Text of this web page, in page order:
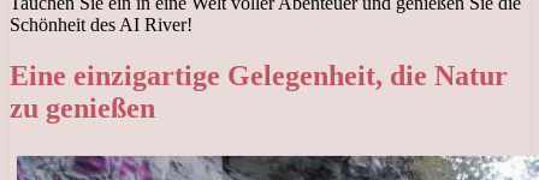
Schönheit des AI River!
Eine einzigartige Gelegenheit, die Natur
zu genießen